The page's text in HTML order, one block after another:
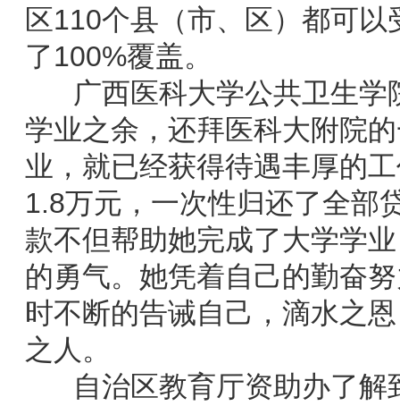
区110个县（市、区）都可
了100%覆盖。
广西医科大学公共卫生学
学业之余，还拜医科大附院
业，就已经获得待遇丰厚的
1.8万元，一次性归还了全部
款不但帮助她完成了大学学
的勇气。她凭着自己的勤奋
时不断的告诫自己，滴水之
之人。
自治区教育厅资助办了解